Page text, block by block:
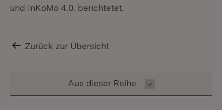
und InKoMo 4.0. berichtetet.
Zurück zur Übersicht
Inhalt auswählen
Aus dieser Reihe